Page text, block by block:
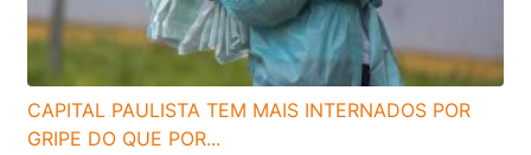
CAPITAL PAULISTA TEM MAIS INTERNADOS POR
GRIPE DO QUE POR...